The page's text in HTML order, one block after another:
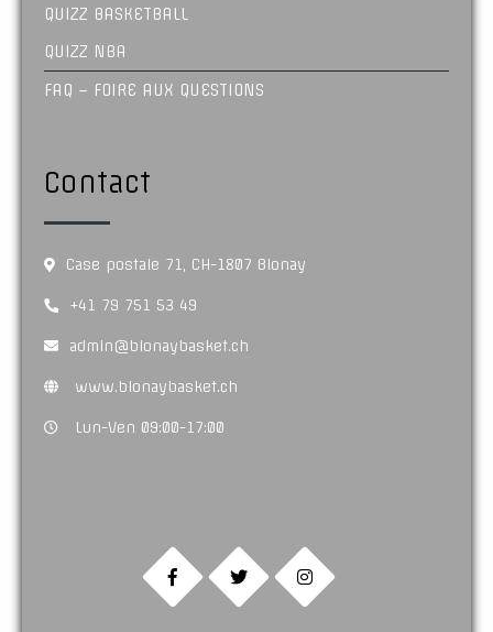
QUIZZ BASKETBALL
QUIZZ NBA
FAQ – FOIRE AUX QUESTIONS
Contact
Case postale 71, CH-1807 Blonay
+41 79 751 53 49
admin@blonaybasket.ch
www.blonaybasket.ch
Lun-Ven 09:00-17:00